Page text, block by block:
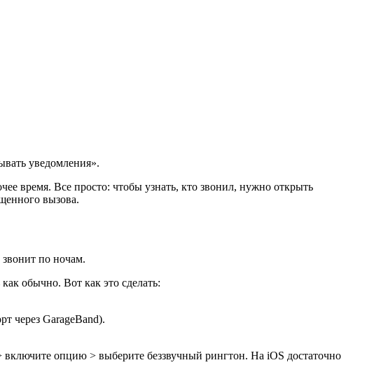
уведомления».
время. Все просто: чтобы узнать, кто звонил, нужно открыть
вызова.
звонит по ночам.
обычно. Вот как это сделать:
через GarageBand).
опцию > выберите беззвучный рингтон. На iOS достаточно